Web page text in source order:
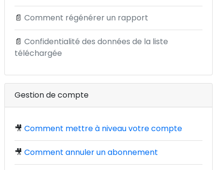
📄 Comment régénérer un rapport
📄 Confidentialité des données de la liste
téléchargée
Gestion de compte
🎥 Comment mettre à niveau votre compte
🎥 Comment annuler un abonnement